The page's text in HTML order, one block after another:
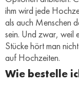
ihm wird jede
als auch Menschen
sein. Und zwar, weil
Stücke hört man
auf Hochzeiten.
Wie bestelle